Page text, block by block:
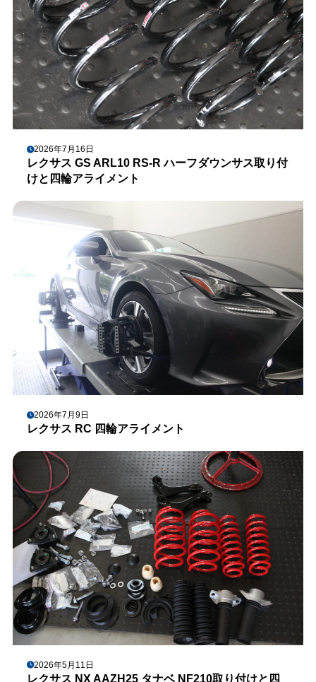
2026年7月16日
レクサス GS ARL10 RS-R ハーフダウンサス取り付
けと四輪アライメント
2026年7月9日
レクサス RC 四輪アライメント
2026年5月11日
レクサス NX AAZH25 タナベ NF210取り付けと四